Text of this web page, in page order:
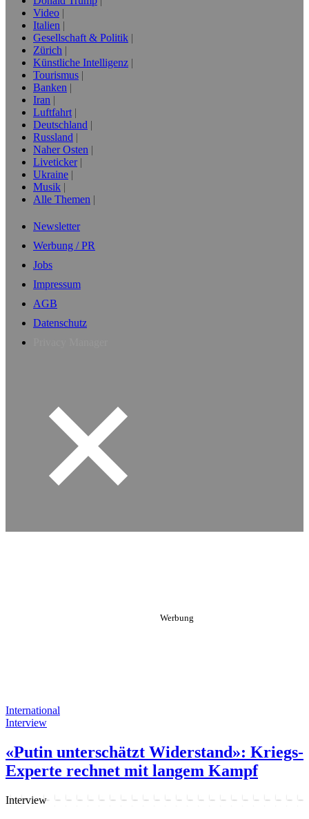
Video
Italien
Gesellschaft & Politik
Zürich
Künstliche Intelligenz
Tourismus
Banken
Iran
Luftfahrt
Deutschland
Russland
Naher Osten
Liveticker
Ukraine
Musik
Alle Themen
Newsletter
Werbung / PR
Jobs
Impressum
AGB
Datenschutz
International
Interview
«Putin unterschätzt Widerstand»: Kriegs-
Experte rechnet mit langem Kampf
Interview